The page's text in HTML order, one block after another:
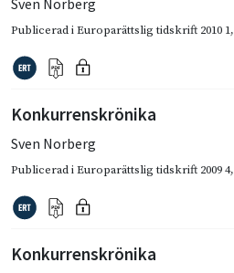
Sven Norberg
Publicerad iEuroparättslig tidskrift 2010 1,
Konkurrenskrönika
Sven Norberg
Publicerad iEuroparättslig tidskrift 2009 4,
Konkurrenskrönika